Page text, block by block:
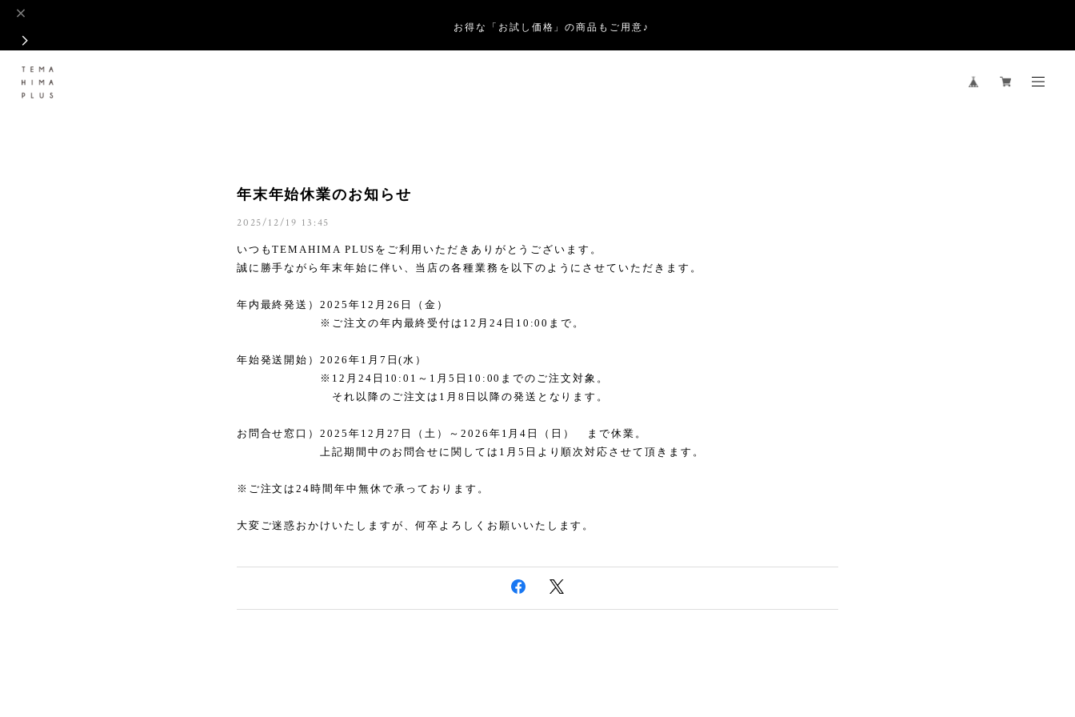
お得な「お試し価格」の商品もご用意♪
年末年始休業のお知らせ
2025/12/19 13:45
いつもTEMAHIMA PLUS をご利用いただきありがとうございます。
誠に勝手ながら年末年始に伴い、当店の各種業務を以下のようにさせていただきます。
年内最終発送）2025 年 12 月 26 日（金）
※ご注文の年内最終受付は 12 月 24 日 10:00 まで。
年始発送開始）2026 年 1 月 7 日(水）
※ 12 月 24 日 10:01 ～ 1 月 5 日 10:00 までのご注文対象。
それ以降のご注文は 1 月8 日以降の発送となります。
お問合せ窓口）2025 年 12 月 27 日（土）～ 2026 年 1 月4 日（日） まで休業。
上記期間中のお問合せに関しては 1 月 5 日より順次対応させて頂きます。
※ご注文は24時間年中無休で承っております。
大変ご迷惑おかけいたしますが、何卒よろしくお願いいたします。